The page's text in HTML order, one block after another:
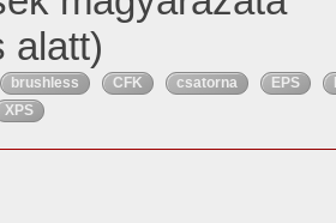
alatt)
brushless CFK csatorna EPS
XPS